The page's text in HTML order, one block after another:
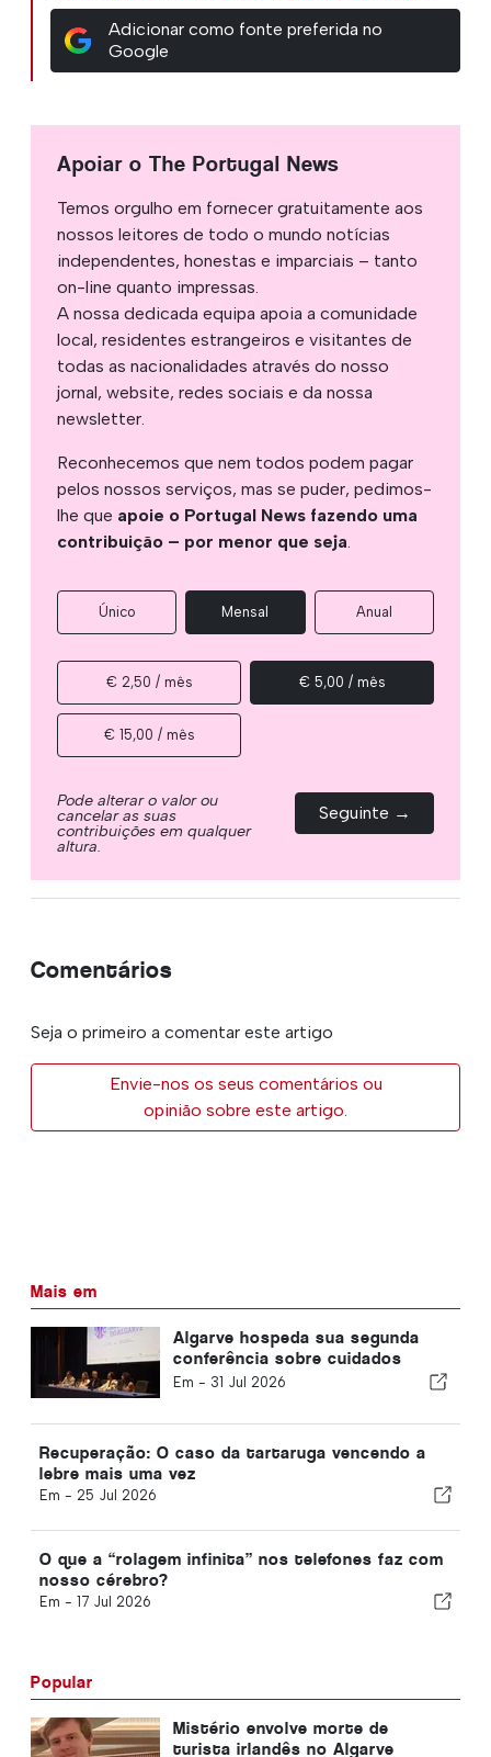
Adicionar como fonte preferida no
Google
Apoiar o The Portugal News
Temos orgulho em fornecer gratuitamente aos
nossos leitores de todo o mundo notícias
independentes, honestas e imparciais – tanto
on-line quanto impressas.
A nossa dedicada equipa apoia a comunidade
local, residentes estrangeiros e visitantes de
todas as nacionalidades através do nosso
jornal, website, redes sociais e da nossa
newsletter.
Reconhecemos que nem todos podem pagar
pelos nossos serviços, mas se puder, pedimos-
lhe que apoie o Portugal News fazendo uma
contribuição – por menor que seja.
Único Mensal Anual
€ 2,50 / mês € 5,00 / mês
€ 15,00 / mês
Pode alterar o valor ou
cancelar as suas
contribuições em qualquer
altura.
Seguinte →
Comentários
Seja o primeiro a comentar este artigo
Envie-nos os seus comentários ou
opinião sobre este artigo.
Mais em
Algarve hospeda sua segunda
conferência sobre cuidados
neurocríticos
Em - 31 Jul 2026
Recuperação: O caso da tartaruga vencendo a
lebre mais uma vez
Em - 25 Jul 2026
O que a “rolagem infinita” nos telefones faz com
nosso cérebro?
Em - 17 Jul 2026
Popular
Mistério envolve morte de
turista irlandês no Algarve